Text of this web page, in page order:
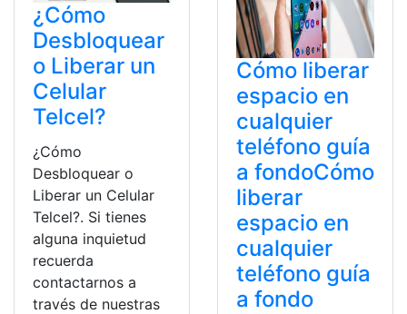
¿Cómo
Desbloquear
o Liberar un
Celular
Telcel?
¿Cómo
Desbloquear o
Liberar un Celular
Telcel?. Si tienes
alguna inquietud
recuerda
contactarnos a
través de nuestras
Cómo liberar
espacio en
cualquier
teléfono guía
a fondoCómo
liberar
espacio en
cualquier
teléfono guía
a fondo